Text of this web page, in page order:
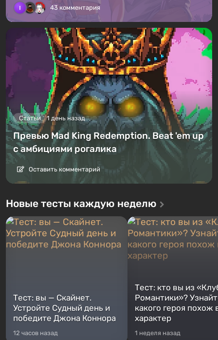
43 комментария
Статьи 1 день назад
Превью Mad King Redemption. Beat 'em up
с амбициями рогалика
Оставить комментарий
Новые тесты каждую неделю
Тест: вы — Скайнет.
Устройте Судный день и
победите Джона Коннора
12 часов назад
Тест: кто вы из
Романтики»?
какого героя похож
характер
1 неделя назад